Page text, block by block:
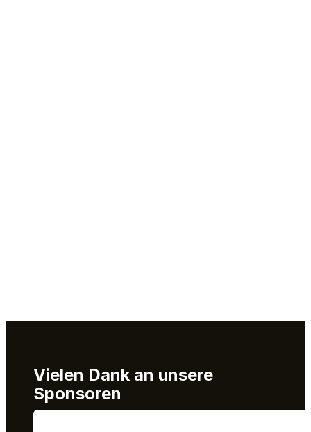
Vielen Dank an unsere
Sponsoren